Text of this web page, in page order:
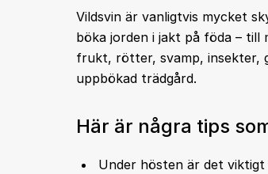
Vildsvin är vanligtvis mycket
böka jorden i jakt på föda –
frukt, rötter, svamp, insekter,
uppbökad trädgård.
Här är några tips
Under hösten är det